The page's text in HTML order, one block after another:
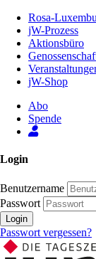
Inhalt
Seite
Rosa-
jW-Prozess
Aktionsbüro
jW-Shop
Abo
Spende
Login
Benutzername
Passwort
Login
Passwort vergessen?